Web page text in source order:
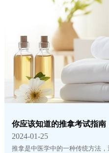
你应该知道的推拿考试指南
2024-01-25
推拿是中医学中的一种传统方法